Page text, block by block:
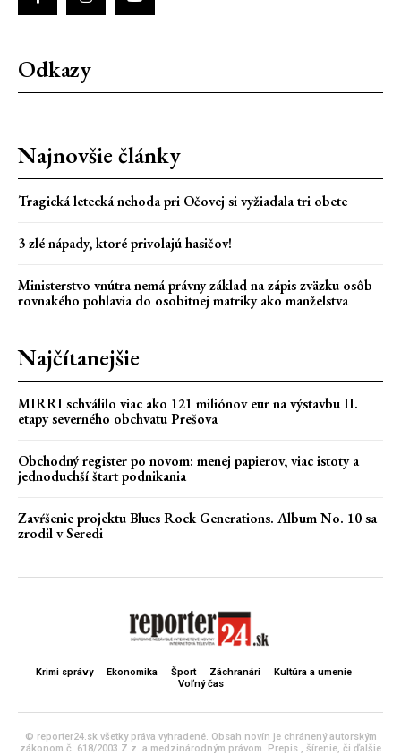
Odkazy
Najnovšie články
Tragická letecká nehoda pri Očovej si vyžiadala tri obete
3 zlé nápady, ktoré privolajú hasičov!
Ministerstvo vnútra nemá právny základ na zápis zväzku osôb
rovnakého pohlavia do osobitnej matriky ako manželstva
Najčítanejšie
MIRRI schválilo viac ako 121 miliónov eur na výstavbu II.
etapy severného obchvatu Prešova
Obchodný register po novom: menej papierov, viac istoty a
jednoduchší štart podnikania
Zavŕšenie projektu Blues Rock Generations. Album No. 10 sa
zrodil v Seredi
Krimi správy Ekonomika Šport Záchranári
Kultúra a umenie
Voľný čas
© reporter24.sk všetky práva vyhradené. Obsah novín je chránený autorským
zákonom č. 618/2003 Z.z. a medzinárodným právom. Prepis , šírenie, či ďalšie